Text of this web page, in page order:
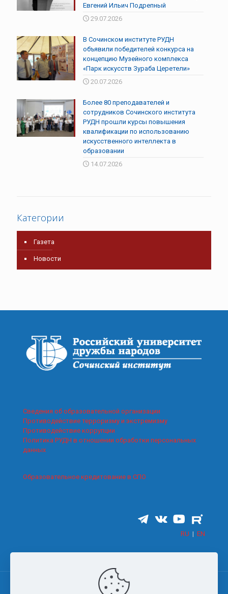
Евгений Ильич Подрепный
29.07.2026
В Сочинском институте РУДН
объявили победителей конкурса на
концепцию Музейного комплекса
«Парк искусств Зураба Церетели»
20.07.2026
Более 80 преподавателей и
сотрудников Сочинского института
РУДН прошли курсы повышения
квалификации по использованию
искусственного интеллекта в
образовании
14.07.2026
Категории
Газета
Новости
Сведения об образовательной организации
Противодействие терроризму и экстремизму
Противодействие коррупции
Политика РУДН в отношении обработки персональных
данных
Образовательное кредитование в СПО
RU | EN